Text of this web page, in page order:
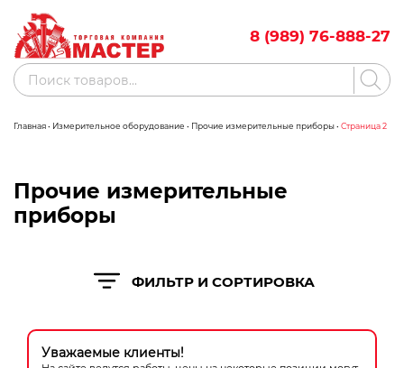
content
8 (989) 76-888-27
Акции Бренды
Водоснабжение
Клининговое оборудование
Поиск
товаров
Главная• Измерительное оборудование • Прочие измерительные приборы• Страница 2
Прочие измерительные
приборы
Уважаемые клиенты!
ФИЛЬТР И СОРТИРОВКА